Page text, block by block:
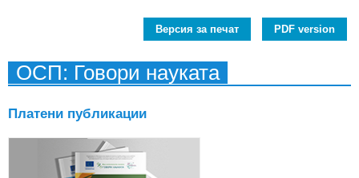
Версия за печат PDF version
ОСП: Говори науката
Платени публикации